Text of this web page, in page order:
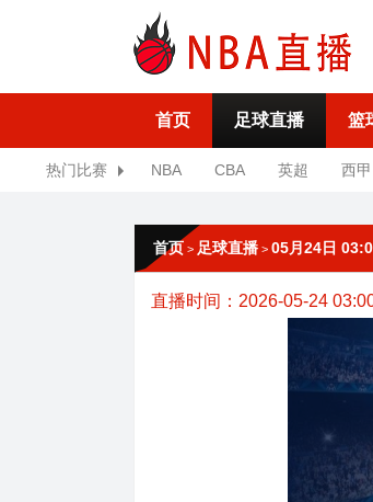
首页 足球直播 篮
热门比赛 NBA CBA 英超 西甲
首页 > 足球直播 > 05月24日
直播时间：2026-05-24